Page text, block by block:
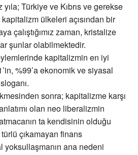
yıla; Türkiye ve Kıbrıs ve gerekse
ülkeleri açısından bir
çalıştığımız zaman, kristalize
şunlar olabilmektedir.
kapitalizmin en iyi
%99’a ekonomik ve siyasal
sonra; kapitalizme karşı
olan neo liberalizmin
ta kendisinin olduğu
çıkamayan finans
yoksullaşmanın ana nedeni